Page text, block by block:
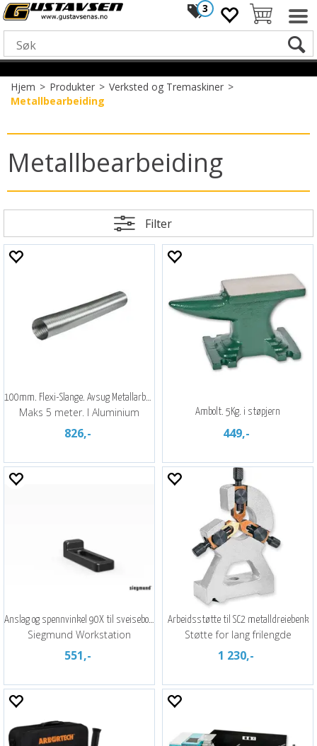
3
Hjem>Produkter>Verksted og Tremaskiner>
Metallbearbeiding
Metallbearbeiding
Filter
100mm. Flexi-Slange. Avsug Metallarbeid
Maks 5 meter. I Aluminium
826,-
Ambolt. 5Kg. i støpjern
449,-
Anslag og spennvinkel 90X til sveisebord
Siegmund Workstation
551,-
Arbeidsstøtte til SC2 metalldreiebenk
Støtte for lang frilengde
1 230,-